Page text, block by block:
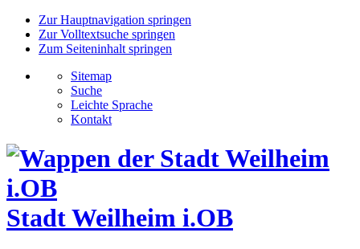
Zur Hauptnavigation springen
Zur Volltextsuche springen
Zum Seiteninhalt springen
Sitemap
Suche
Leichte Sprache
Kontakt
Stadt Weilheim i.OB